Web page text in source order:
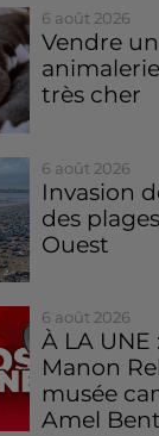
6 août 2026
Vendre
très cher
6 août 2026
Invasion
des
Ouest
6 août 2026
À LA UNE
Manon
musée
Amel